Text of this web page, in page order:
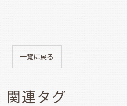
一覧に戻る
関連タグ